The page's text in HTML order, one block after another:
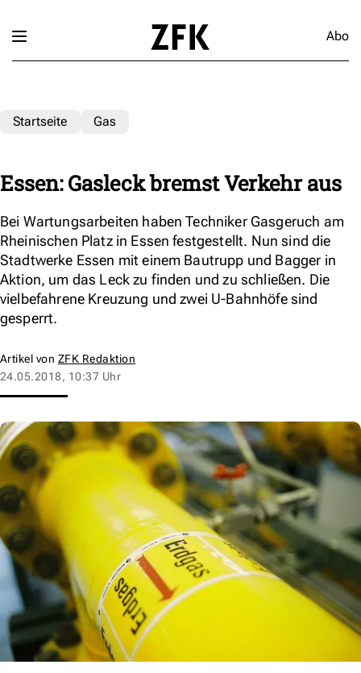
Abo
Startseite Gas
Essen: Gasleck bremst Verkehr aus
Bei Wartungsarbeiten haben Techniker Gasgeruch am
Rheinischen Platz in Essen festgestellt. Nun sind die
Stadtwerke Essen mit einem Bautrupp und Bagger in
Aktion, um das Leck zu finden und zu schließen. Die
vielbefahrene Kreuzung und zwei U-Bahnhöfe sind
gesperrt.
Artikel von ZFK Redaktion
24.05.2018, 10:37 Uhr